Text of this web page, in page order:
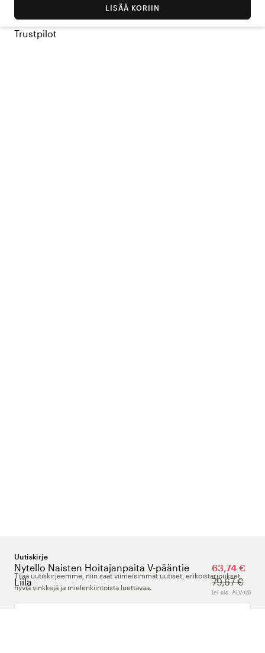
Nytello Naisten Hoitajanpaita V-pääntie
Liila
63,74 €
79,67 €
(ei sis. ALV:tä)
LISÄÄ KORIIN
Trustpilot
Uutiskirje
Tilaa uutiskirjeemme, niin saat viimeisimmät uutiset, erikoistarjoukset,
hyviä vinkkejä ja mielenkiintoista luettavaa.
Kirjoita sähköpostiosoitteesi